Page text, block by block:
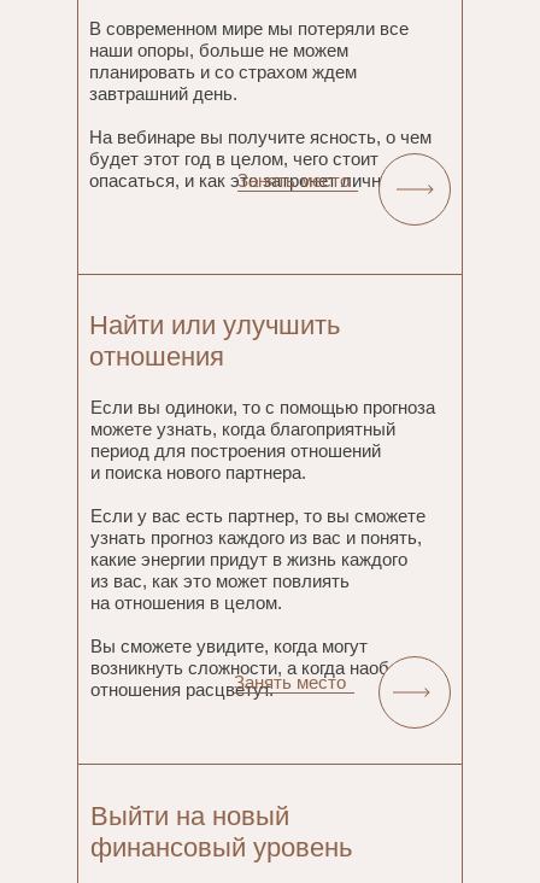
Найти или улучшить
отношения
В современном мире мы потеряли все
наши опоры, больше не можем
планировать и со страхом ждем
завтрашний день.
На вебинаре вы получите ясность, о чем
будет этот год в целом, чего стоит
опасаться, и как это затронет лично вас.
Если вы одиноки, то с помощью прогноза
можете узнать, когда благоприятный
период для построения отношений
и поиска нового партнера.
Если у вас есть партнер, то вы сможете
узнать прогноз каждого из вас и понять,
какие энергии придут в жизнь каждого
из вас, как это может повлиять
на отношения в целом.
Вы сможете увидите, когда могут
возникнуть сложности, а когда наоборот
отношения расцветут.
Выйти на новый
финансовый уровень
Занять место
Занять место